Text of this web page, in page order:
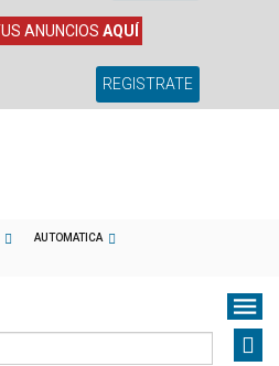
ANUNCIOS AQUÍ
REGISTRATE
AUTOMATICA